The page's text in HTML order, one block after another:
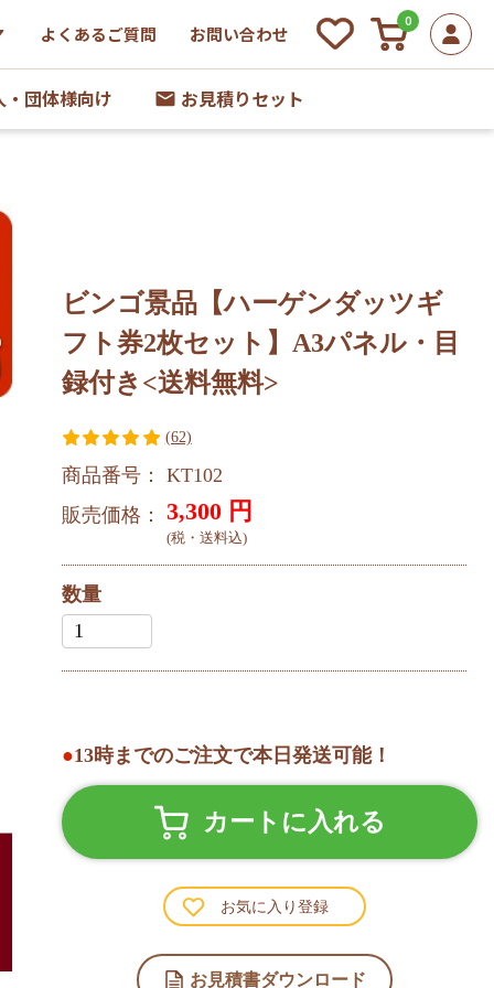
よくあるご質問 お問い合わせ
0
・団体様向け お見積りセット
ビンゴ景品【ハーゲンダッツギ
フト券2枚セット】A3パネル・目
録付き<送料無料>
(62)
商品番号： KT102
販売価格：
3,300 円
(税・送料込)
数量
●13時までのご注文で本日発送可能！
カートに入れる
お気に入り登録
お見積書ダウンロード